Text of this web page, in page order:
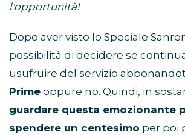
l'opportunità!
Dopo aver visto lo Speciale
possibilità di decidere se
usufruire del servizio
Prime oppure no. Quindi, in
guardare questa emozionante
spendere un centesimo per poi